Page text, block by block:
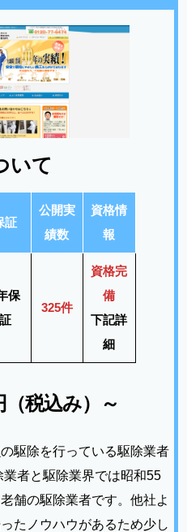
いて
証
公開実
績数
資格情
報
保
証
325件
資格完
備
下記詳
細
（税込み）～
駆除を行っている駆除業者
者と駆除業界では昭和55
舗の駆除業者です。他社よ
たノウハウがあるため少し